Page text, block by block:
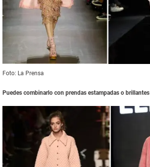
Foto: La Prensa
Puedes combinarlo con prendas estampadas o brillantes